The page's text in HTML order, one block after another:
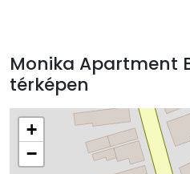
Monika
térképen
+
−